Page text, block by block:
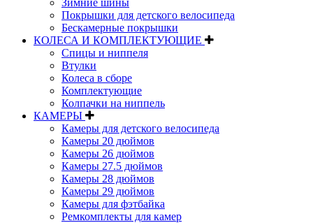
Зимние шины
Покрышки для детского велосипеда
Бескамерные покрышки
КОЛЕСА И КОМПЛЕКТУЮЩИЕ
Спицы и ниппеля
Втулки
Колеса в сборе
Комплектующие
Колпачки на ниппель
КАМЕРЫ
Камеры для детского велосипеда
Камеры 20 дюймов
Камеры 26 дюймов
Камеры 27.5 дюймов
Камеры 28 дюймов
Камеры 29 дюймов
Камеры для фэтбайка
Ремкомплекты для камер